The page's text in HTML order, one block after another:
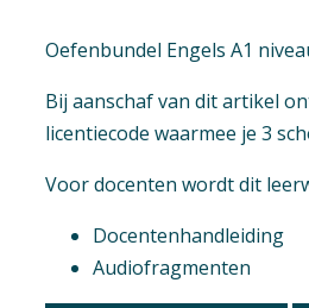
Oefenbundel Engels A1
Bij aanschaf van dit artikel
licentiecode waarmee je 3
Voor docenten wordt dit
Docentenhandleiding
Audiofragmenten